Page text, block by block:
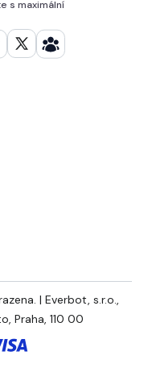
s maximální
| Everbot, s.r.o.,
Praha, 110 00